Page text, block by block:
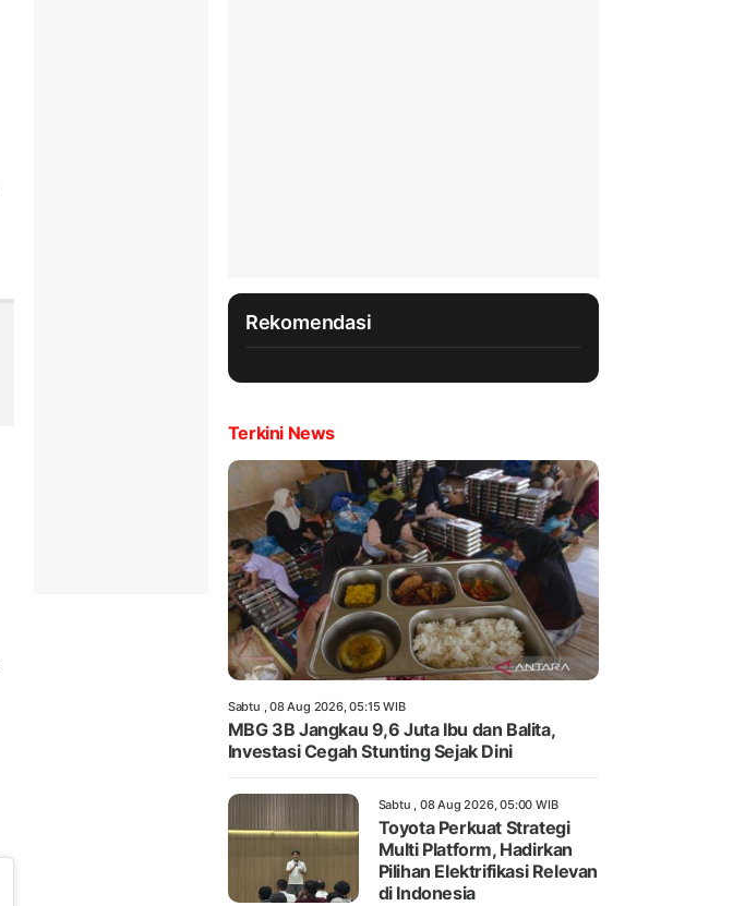
Rekomendasi
Terkini News
Sabtu , 08 Aug 2026, 05:15 WIB
MBG 3B Jangkau 9,6 Juta Ibu dan Balita,
Investasi Cegah Stunting Sejak Dini
Sabtu , 08 Aug 2026, 05:00 WIB
Toyota Perkuat Strategi
Multi Platform, Hadirkan
Pilihan Elektrifikasi Relevan
di Indonesia